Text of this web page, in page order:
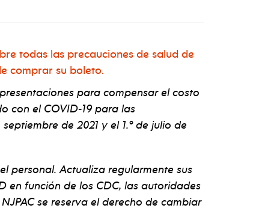
todas las precauciones de salud de
comprar su boleto.
para compensar el costo
con el COVID-19 para las
de 2021 y el 1.º de julio de
personal. Actualiza regularmente sus
en función de los CDC, las autoridades
se reserva el derecho de cambiar